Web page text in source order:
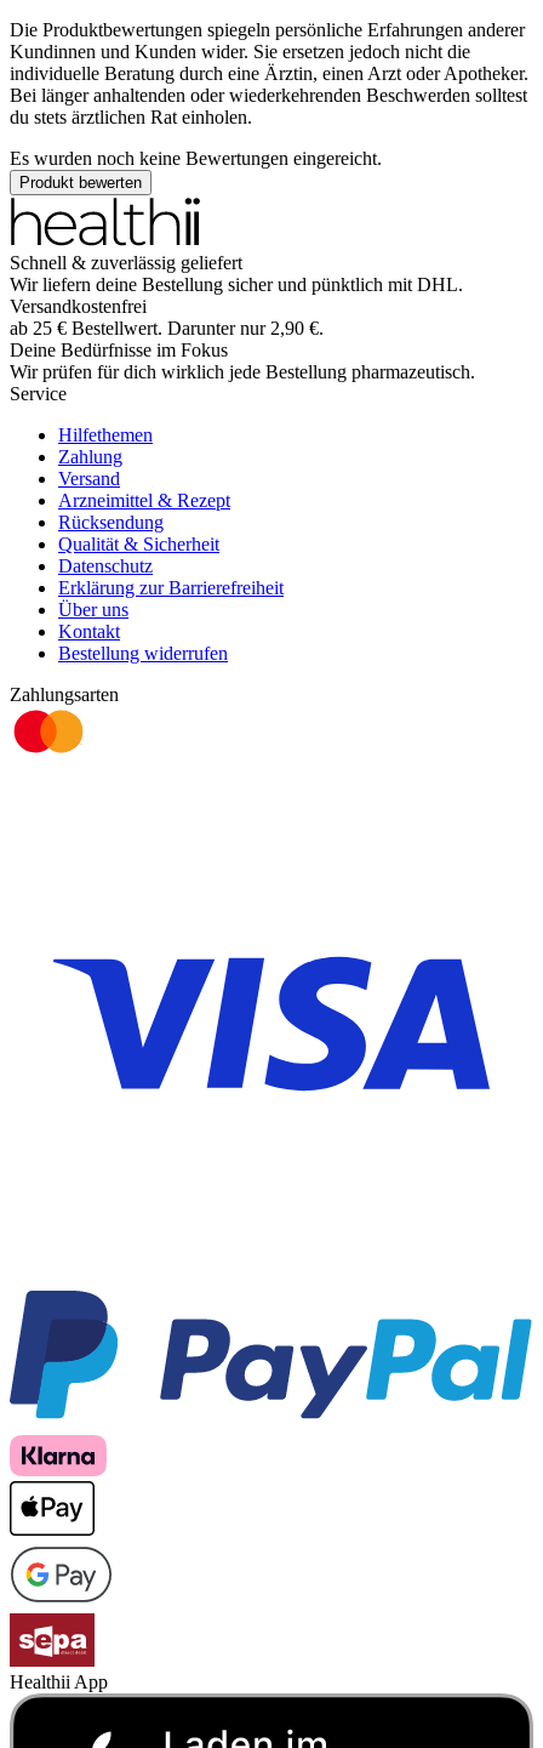
Die Produktbewertungen spiegeln persönliche Erfahrungen anderer
Kundinnen und Kunden wider. Sie ersetzen jedoch nicht die
individuelle Beratung durch eine Ärztin, einen Arzt oder Apotheker.
Bei länger anhaltenden oder wiederkehrenden Beschwerden solltest
du stets ärztlichen Rat einholen.
Es wurden noch keine Bewertungen eingereicht.
Produkt bewerten
Schnell & zuverlässig geliefert
Wir liefern deine Bestellung sicher und pünktlich mit DHL.
Versandkostenfrei
ab 25 € Bestellwert. Darunter nur 2,90 €.
Deine Bedürfnisse im Fokus
Wir prüfen für dich wirklich jede Bestellung pharmazeutisch.
Service
Hilfethemen
Zahlung
Versand
Arzneimittel & Rezept
Rücksendung
Qualität & Sicherheit
Datenschutz
Erklärung zur Barrierefreiheit
Über uns
Kontakt
Bestellung widerrufen
Zahlungsarten
Healthii App